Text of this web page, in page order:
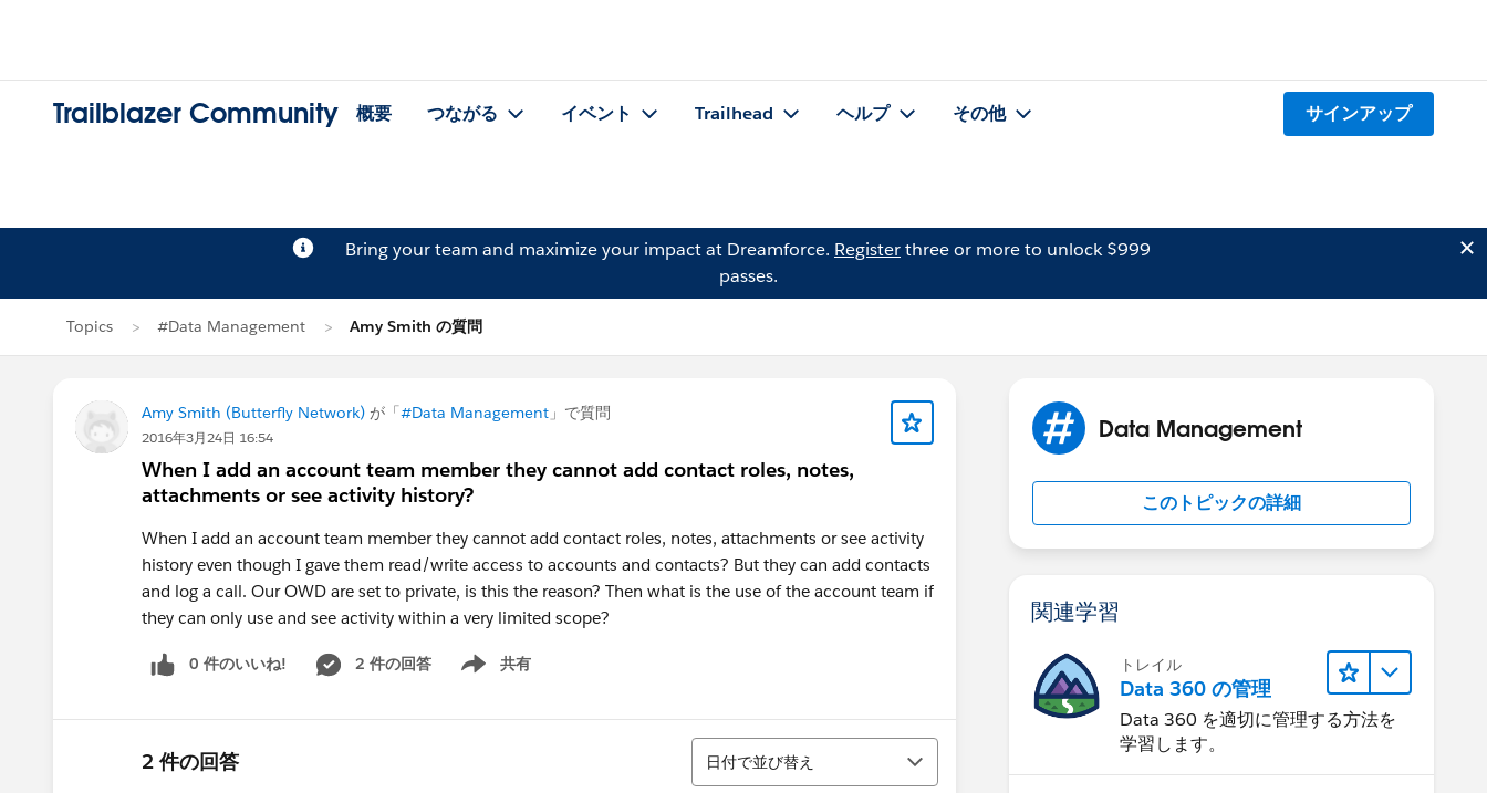
Trailblazer Community 概要 つながる イベント Trailhead ヘルプ その他 サインアップ
Bring your team and maximize your impact at Dreamforce. Registerthree or more to unlock $999
passes.
Topics #Data Management Amy Smith の質問
Amy Smith (Butterfly Network) が「#Data Management 」で質問
2016年3月24日 16:54
When I add an account team member they cannot add contact roles, notes,
attachments or see activity history?
When I add an account team member they cannot add contact roles, notes, attachments or see activity
history even though I gave them read/write access to accounts and contacts? But they can add contacts
and log a call. Our OWD are set to private, is this the reason? Then what is the use of the account team if
they can only use and see activity within a very limited scope?
0 件のいいね! 2 件の回答 共有
Show menu
2 件の回答
並び替え
日付で並び替え
Data Management
このトピックの詳細
関連学習
トレイル
Data 360 の管理
Data 360 を適切に管理する方法を
学習します。